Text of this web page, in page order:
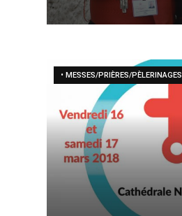
• MESSES/PRIÈRES/PÈLERINAGES